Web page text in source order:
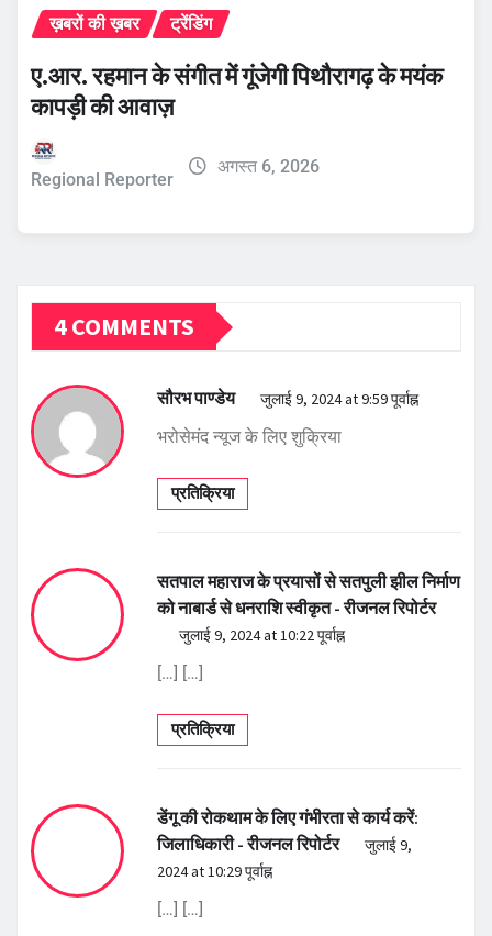
ख़बरों की ख़बर ट्रेंडिंग
ए.आर. रहमान के संगीत में गूंजेगी पिथौरागढ़ के मयंक
कापड़ी की आवाज़
Regional Reporter
अगस्त 6, 2026
4 COMMENTS
सौरभ पाण्डेय जुलाई 9, 2024 at 9:59 पूर्वाह्न
भरोसेमंद न्यूज के लिए शुक्रिया
प्रतिक्रिया
सतपाल महाराज के प्रयासों से सतपुली झील निर्माण
को नाबार्ड से धनराशि स्वीकृत - रीजनल रिपोर्टर
जुलाई 9, 2024 at 10:22 पूर्वाह्न
[…] […]
प्रतिक्रिया
डेंगू की रोकथाम के लिए गंभीरता से कार्य करें:
जिलाधिकारी - रीजनल रिपोर्टर
जुलाई 9,
2024 at 10:29 पूर्वाह्न
[…] […]